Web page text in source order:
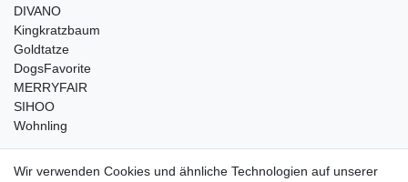
DIVANO
Kingkratzbaum
Goldtatze
DogsFavorite
MERRYFAIR
SIHOO
Wohnling
weitere Shops
Wir verwenden Cookies und ähnliche Technologien auf unserer